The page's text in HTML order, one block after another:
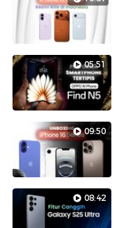
05:51
09:50
08:42